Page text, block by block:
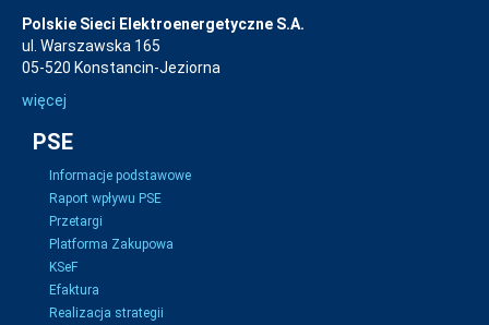
Polskie Sieci Elektroenergetyczne S.A.
ul. Warszawska 165
05-520 Konstancin-Jeziorna
więcej
PSE
Informacje podstawowe
Raport wpływu PSE
Przetargi
Platforma Zakupowa
KSeF
Efaktura
Realizacja strategii